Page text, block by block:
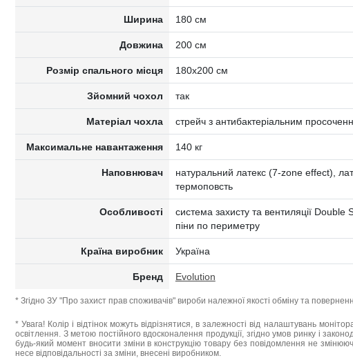
Ширина 180 см
Довжина 200 см
Розмір спального місця 180x200 см
Зйомний чохол так
Матеріал чохла стрейч з антибактеріальним
Максимальне навантаження 140 кг
Наповнювач
натуральний латекс (7-zone effect),
термоповсть
Особливості
система захисту та вентиляції
піни по периметру
Країна виробник Україна
Бренд Evolution
* Згідно ЗУ "Про захист прав споживачів" вироби належної якості обміну та
* Увага! Колір і відтінок можуть відрізнятися, в залежності від налаштувань
освітлення. З метою постійного вдосконалення продукції, згідно умов ринку і
будь-який момент вносити зміни в конструкцію товару без повідомлення не
несе відповідальності за зміни, внесені виробником.